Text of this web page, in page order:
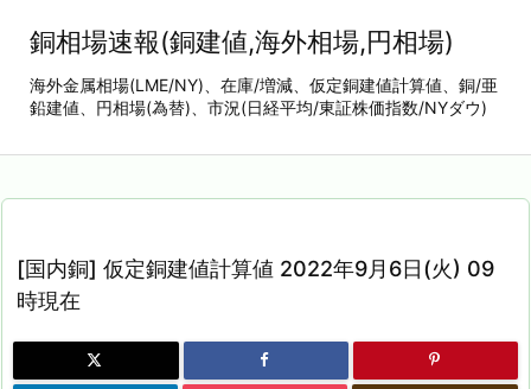
銅相場速報(銅建値,海外相場,円相場)
海外金属相場(LME/NY)、在庫/増減、仮定銅建値計算値、銅/亜
鉛建値、円相場(為替)、市況(日経平均/東証株価指数/NYダウ)
[国内銅] 仮定銅建値計算値 2022年9月6日(火) 09
時現在